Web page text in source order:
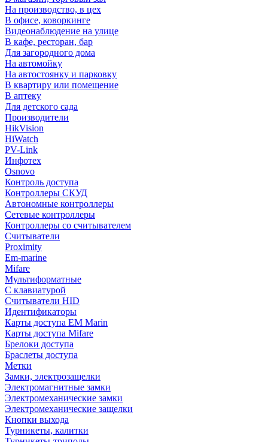
На производство, в цех
В офисе, коворкинге
Видеонаблюдение на улице
В кафе, ресторан, бар
Для загородного дома
На автомойку
На автостоянку и парковку
В квартиру или помещение
В аптеку
Для детского сада
Производители
HikVision
HiWatch
PV-Link
Инфотех
Osnovo
Контроль доступа
Контроллеры СКУД
Автономные контроллеры
Сетевые контроллеры
Контроллеры со считывателем
Считыватели
Proximity
Em-marine
Mifare
Мультиформатные
С клавиатурой
Считыватели HID
Идентификаторы
Карты доступа EM Marin
Карты доступа Mifare
Брелоки доступа
Браслеты доступа
Метки
Замки, электрозащелки
Электромагнитные замки
Электромеханические замки
Электромеханические защелки
Кнопки выхода
Турникеты, калитки